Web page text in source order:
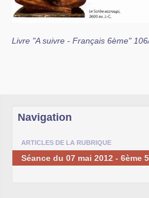
Livre "A suivre - Français 6ème"
Navigation
ARTICLES DE LA RUBRIQUE
Séance du 07 mai 2012 - 6ème 5